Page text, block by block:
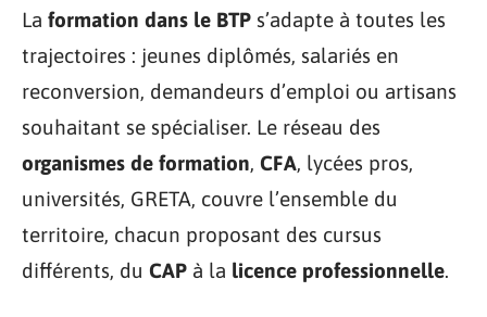
La formation dans le BTP s’adapte à toutes les
trajectoires : jeunes diplômés, salariés en
reconversion, demandeurs d’emploi ou artisans
souhaitant se spécialiser. Le réseau des
organismes de formation, CFA, lycées pros,
universités, GRETA, couvre l’ensemble du
territoire, chacun proposant des cursus
différents, du CAP à la licence professionnelle.